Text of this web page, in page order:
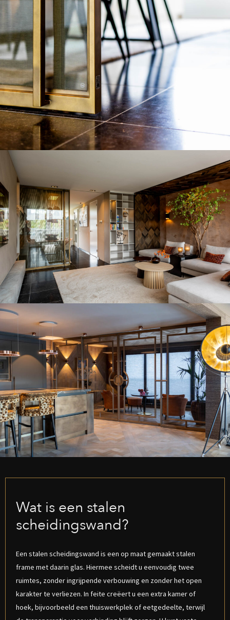
Wat is een stalen
scheidingswand?
Een stalen scheidingswand is een op maat gemaakt stalen
frame met daarin glas. Hiermee scheidt u eenvoudig twee
ruimtes, zonder ingrijpende verbouwing en zonder het open
karakter te verliezen. In feite creëert u een extra kamer of
hoek, bijvoorbeeld een thuiswerkplek of eetgedeelte, terwijl